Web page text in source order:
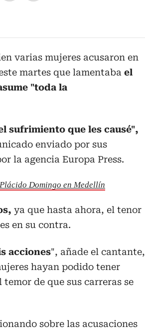
varias mujeres acusaron en
martes que lamentaba el
"toda la
sufrimiento que les causé",
enviado por sus
la agencia Europa Press.
Domingo en Medellín
ya que hasta ahora, el tenor
en su contra.
acciones", añade el cantante,
hayan podido tener
de que sus carreras se
sobre las acusaciones